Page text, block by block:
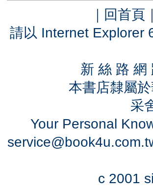
｜ 回首頁 ｜
請以 Internet Explorer
新 絲 路 網
本書店隸屬
采
Your Personal
c 2001